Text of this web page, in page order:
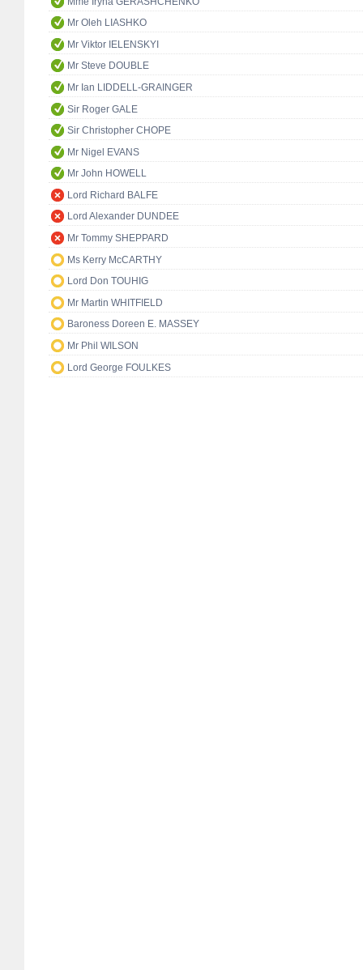
Mr Oleh LIASHKO
Mr Viktor IELENSKYI
Mr Steve DOUBLE
Mr Ian LIDDELL-GRAINGER
Sir Roger GALE
Sir Christopher CHOPE
Mr Nigel EVANS
Mr John HOWELL
Lord Richard BALFE
Lord Alexander DUNDEE
Mr Tommy SHEPPARD
Ms Kerry McCARTHY
Lord Don TOUHIG
Mr Martin WHITFIELD
Baroness Doreen E. MASSEY
Mr Phil WILSON
Lord George FOULKES